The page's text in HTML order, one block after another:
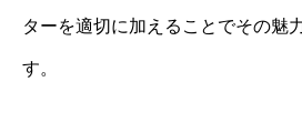
ターを適切に加えることでその魅
す。